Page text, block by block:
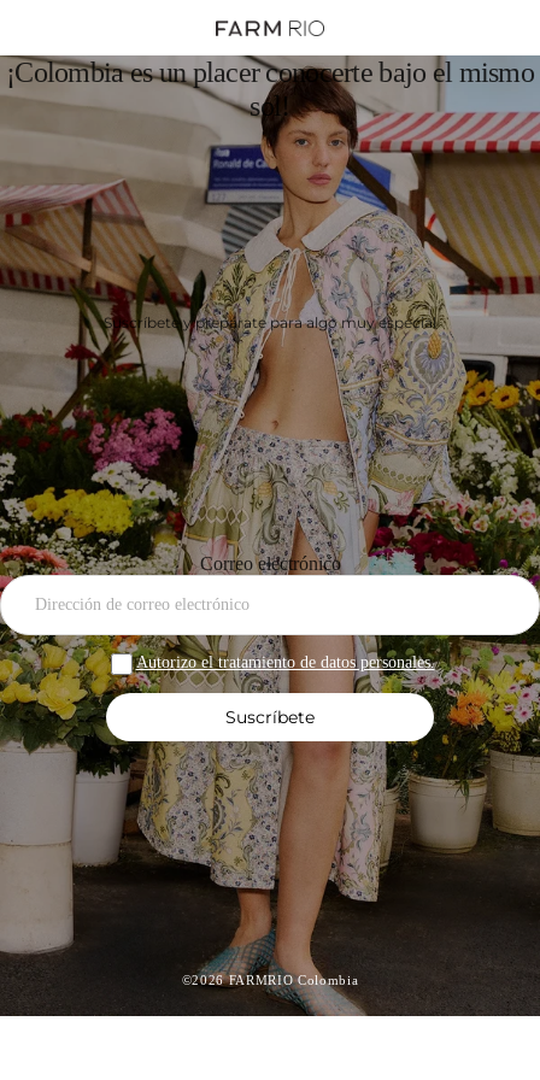
¡Colombia es un placer conocerte bajo el mismo
sol!
Suscríbete y prepárate para algo muy especial
Correo electrónico
Autorizo el tratamiento de datos personales.
Suscríbete
©2026 FARMRIO Colombia